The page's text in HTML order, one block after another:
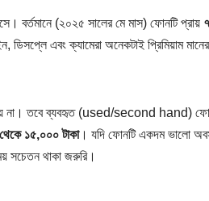
বর্তমানে (২০২৫ সালের মে মাস) ফোনটি প্রায়
এবং ক্যামেরা অনেকটাই প্রিমিয়াম
যায় না। তবে ব্যবহৃত (used/second hand)
১৫,০০০ টাকা। যদি ফোনটি একদম ভালো
সচেতন থাকা জরুরি।